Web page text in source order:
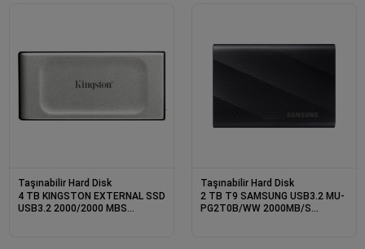
Taşınabilir Hard Disk
4 TB KINGSTON EXTERNAL SSD
USB3.2 2000/2000 MBS
Taşınabilir Hard Disk
2 TB T9 SAMSUNG USB3.2 MU-
PG2T0B/WW 2000MB/S